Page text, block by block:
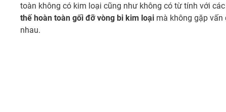
toàn không có kim loại cũng như không có từ tính với
thế hoàn toàn gối đỡ vòng bi kim loại mà không gặp
nhau.